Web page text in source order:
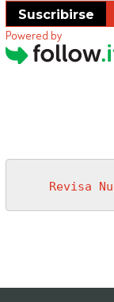
Suscribirse
Powered by
Revisa